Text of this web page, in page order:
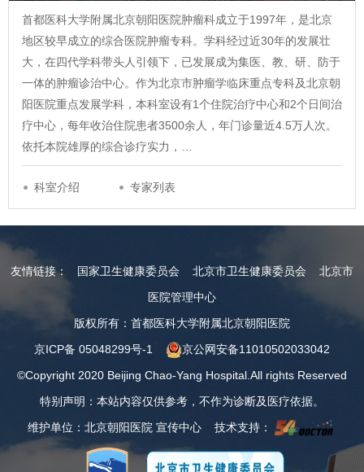
首都医科大学附属北京朝阳医院肿瘤科成立于1997年，是北京
地区较早成立的综合医院肿瘤专科。学科经过近30年的发展壮
大，在四代学科带头人引领下，已发展成为集医、教、研、防于
一体的肿瘤诊治中心。作为北京市肿瘤学临床重点专科及北京朝
阳医院重点发展学科，本科室设有1个住院治疗中心和2个日间治
疗中心，每年收治住院患者3500余人，年门诊量近4.5万人次。
依托本院雄厚的综合诊疗实力，…
科室介绍 专家列表
友情链接： 国家卫生健康委员会 北京市卫生健康委员会
北京市
医院管理中心
版权所有：首都医科大学附属北京朝阳医院
京ICP备 05048299号-1
京公网安备11010502033042
©Copyright 2020 Beijing Chao-Yang Hospital.All rights Reserved
特别声明：本站内容仅供参考，不作为诊断及医疗依据。
维护单位：北京朝阳医院 宣传中心 技术支持：